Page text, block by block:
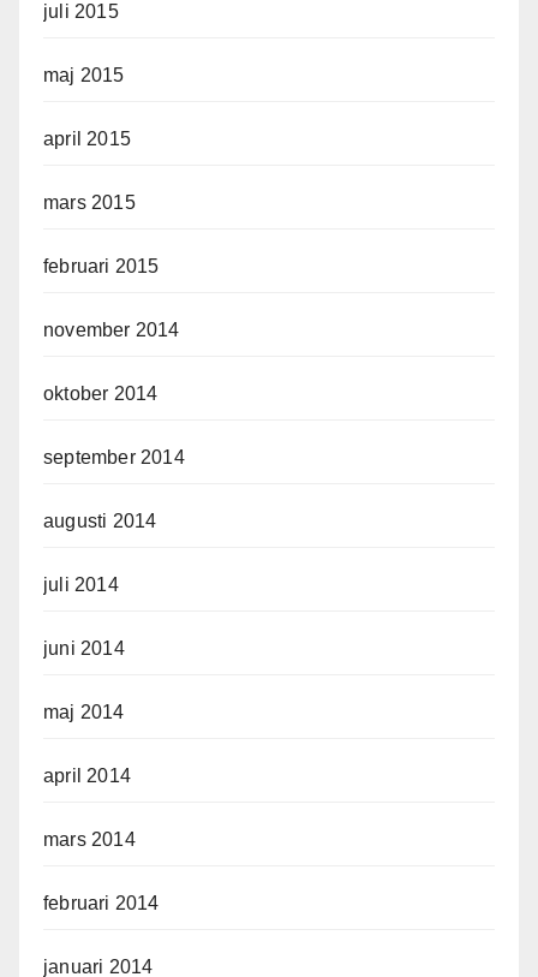
juli 2015
maj 2015
april 2015
mars 2015
februari 2015
november 2014
oktober 2014
september 2014
augusti 2014
juli 2014
juni 2014
maj 2014
april 2014
mars 2014
februari 2014
januari 2014